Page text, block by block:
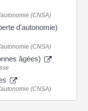
(CNSA)
d'autonomie)
(CNSA)
âgées)
(CNSA)